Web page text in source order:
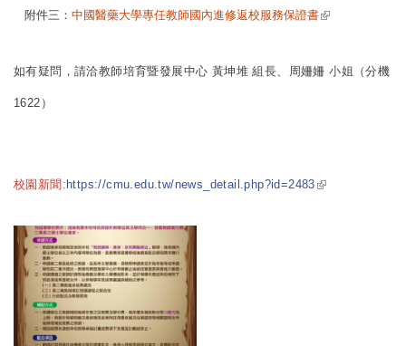
附件三： 中國醫藥大學專任教師國內進修返校服務保證書
(link is
如有疑問，請洽教師培育暨發展中心 黃坤堆 組長、周姍姍 小姐（分機
1622）
校園新聞: https://cmu.edu.tw/news_detail.php?id=2483
(link is